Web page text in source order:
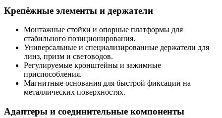
Крепёжные элементы и держатели
Монтажные стойки и опорные платформы для
стабильного позиционирования.
Универсальные и специализированные держатели для
линз, призм и световодов.
Регулируемые кронштейны и зажимные
приспособления.
Магнитные основания для быстрой фиксации на
металлических поверхностях.
Адаптеры и соединительные компоненты